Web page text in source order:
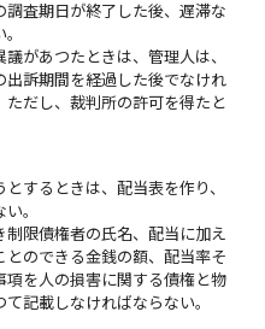
調査期日が終了した後、遅滞な
があつたときは、管理人は、
訴期間を経過した後でなけれ
だし、裁判所の許可を得たと
するときは、配当表を作り、
。
限債権者の氏名、配当に加え
のできる金銭の額、配当率そ
を人の損害に関する債権と物
記載しなければならない。